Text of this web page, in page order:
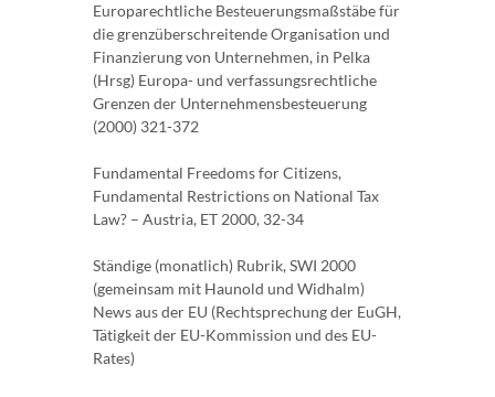
Europarechtliche Besteuerungsmaßstäbe für
die grenzüberschreitende Organisation und
Finanzierung von Unternehmen, in Pelka
(Hrsg) Europa- und verfassungsrechtliche
Grenzen der Unternehmensbesteuerung
(2000) 321-372
Fundamental Freedoms for Citizens,
Fundamental Restrictions on National Tax
Law? – Austria, ET 2000, 32-34
Ständige (monatlich) Rubrik, SWI 2000
(gemeinsam mit Haunold und Widhalm)
News aus der EU (Rechtsprechung der EuGH,
Tätigkeit der EU-Kommission und des EU-
Rates)